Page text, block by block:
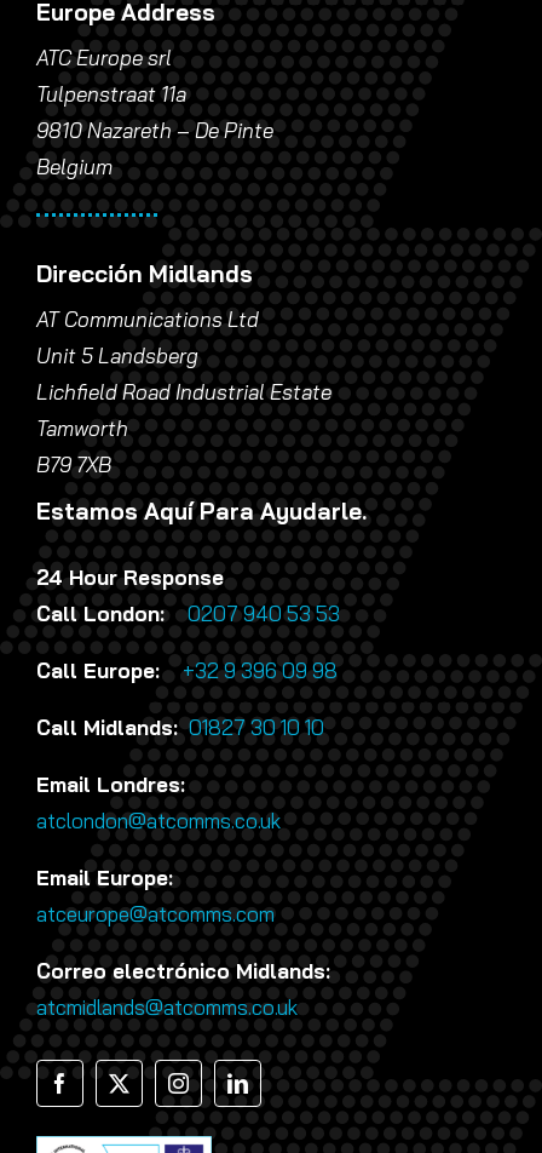
Europe Address
ATC Europe srl
Tulpenstraat 11a
9810 Nazareth – De Pinte
Belgium
Dirección Midlands
AT Communications Ltd
Unit 5 Landsberg
Lichfield Road Industrial Estate
Tamworth
B79 7XB
Estamos Aquí Para Ayudarle.
24 Hour Response
Call London:0207 940 53 53
Call Europe:+32 9 396 09 98
Call Midlands:01827 30 10 10
Email Londres:
atclondon@atcomms.co.uk
Email Europe:
atceurope@atcomms.com
Correo electrónico Midlands:
atcmidlands@atcomms.co.uk